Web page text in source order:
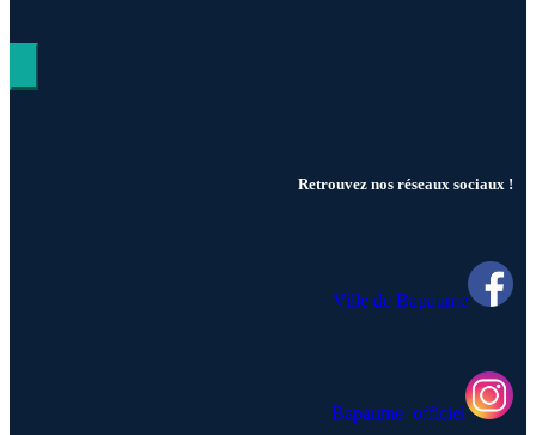
Retrouvez nos réseaux sociaux !
Ville de Bapaume
Bapaume_officiel